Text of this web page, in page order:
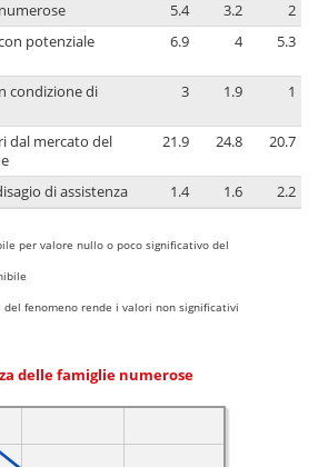
5.4 3.2
2
potenziale
6.9 4 5.3
condizione di
3 1.9 1
dal mercato del
21.9 24.8 20.7
di assistenza 1.4 1.6 2.2
per valore nullo o poco significativo del
del fenomeno rende i valori non significativi
delle famiglie numerose